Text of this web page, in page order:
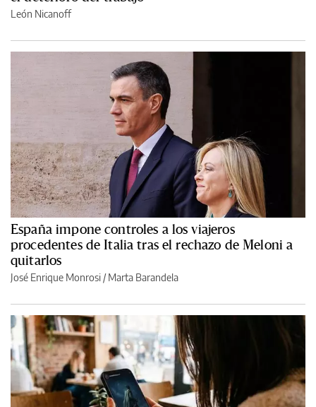
León Nicanoff
España impone controles a los viajeros
procedentes de Italia tras el rechazo de Meloni a
quitarlos
José Enrique Monrosi / Marta Barandela